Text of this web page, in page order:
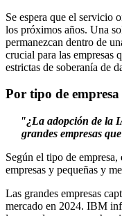
Se espera que el servicio
los próximos años. Una
permanezcan dentro de
crucial para las empresas
estrictas de soberanía de
Por tipo de
"¿La adopción de la
grandes empresas
Según el tipo de
empresas y pequeñas y
Las grandes empresas
mercado en 2024. IBM